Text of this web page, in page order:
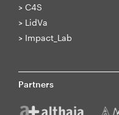
> C4S
> LidVa
> Impact_Lab
Partners